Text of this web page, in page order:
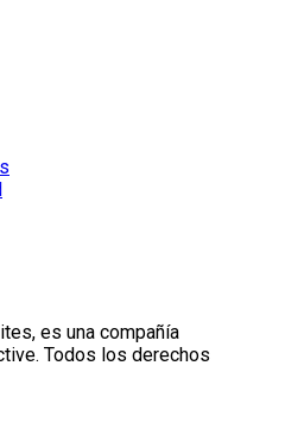
es una compañía
Todos los derechos